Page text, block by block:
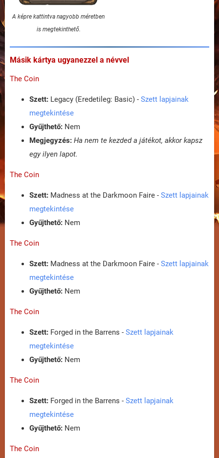
A képre kattintva nagyobb méretben
is megtekinthető.
Másik kártya ugyanezzel a névvel
The Coin
Szett: Legacy (Eredetileg: Basic) - Szett lapjainak
megtekintése
Gyűjthető: Nem
Megjegyzés: Ha nem te kezded a játékot, akkor kapsz
egy ilyen lapot.
The Coin
Szett: Madness at the Darkmoon Faire - Szett lapjainak
megtekintése
Gyűjthető: Nem
The Coin
Szett: Madness at the Darkmoon Faire - Szett lapjainak
megtekintése
Gyűjthető: Nem
The Coin
Szett: Forged in the Barrens - Szett lapjainak
megtekintése
Gyűjthető: Nem
The Coin
Szett: Forged in the Barrens - Szett lapjainak
megtekintése
Gyűjthető: Nem
The Coin